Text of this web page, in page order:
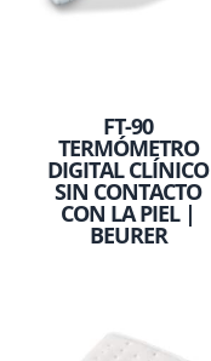
FT-90
TERMÓMETRO
DIGITAL CLÍNICO
SIN CONTACTO
CON LA PIEL |
BEURER